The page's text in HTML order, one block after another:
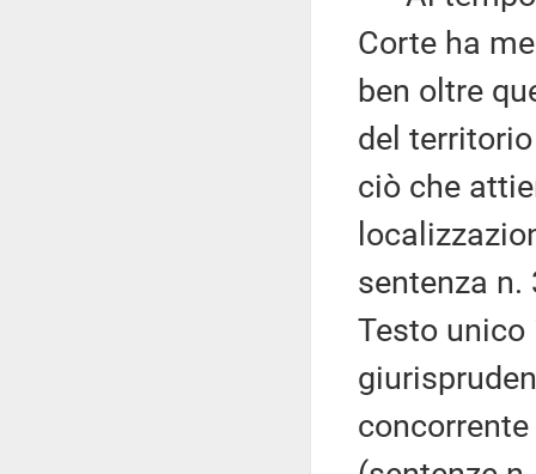
Corte ha
ben oltre
del
ciò che
sentenza
Testo